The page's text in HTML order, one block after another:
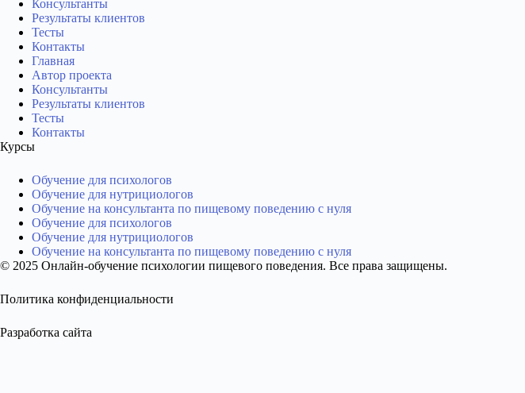
Консультанты
Результаты клиентов
Тесты
Контакты
Главная
Автор проекта
Консультанты
Результаты клиентов
Тесты
Контакты
Курсы
Обучение для психологов
Обучение для нутрициологов
Обучение на консультанта по пищевому поведению с нуля
Обучение для психологов
Обучение для нутрициологов
Обучение на консультанта по пищевому поведению с нуля
© 2025 Онлайн-обучение психологии пищевого поведения. Все права защищены.
Политика конфиденциальности
Разработка сайта